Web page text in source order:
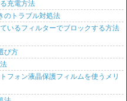
充電方法
のトラブル対処法
いるフィルターでブロックする方法
び方
フォン液晶保護フィルムを使うメリ